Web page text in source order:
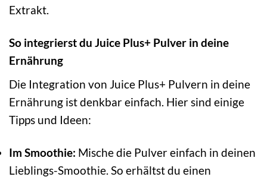
Extrakt.
So integrierst du Juice Plus+ Pulver in deine
Ernährung
Die Integration von Juice Plus+ Pulvern in deine
Ernährung ist denkbar einfach. Hier sind einige
Tipps und Ideen:
Im Smoothie: Mische die Pulver einfach in deinen
Lieblings-Smoothie. So erhältst du einen